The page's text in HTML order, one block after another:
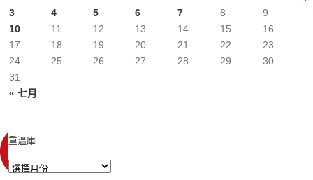
« 七月
3
4 5 6 7 8
9
10
11 12 13 14 15
16
17
18 19 20 21 22
23
24
25 26 27 28 29
30
31
重溫庫